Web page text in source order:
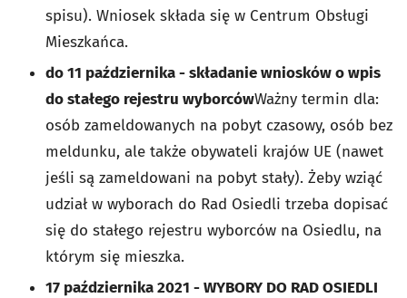
spisu). Wniosek składa się w Centrum Obsługi
Mieszkańca.
do 11 października - składanie wniosków o wpis
do stałego rejestru wyborcówWażny termin dla:
osób zameldowanych na pobyt czasowy, osób bez
meldunku, ale także obywateli krajów UE (nawet
jeśli są zameldowani na pobyt stały). Żeby wziąć
udział w wyborach do Rad Osiedli trzeba dopisać
się do stałego rejestru wyborców na Osiedlu, na
którym się mieszka.
17 października 2021 - WYBORY DO RAD OSIEDLI